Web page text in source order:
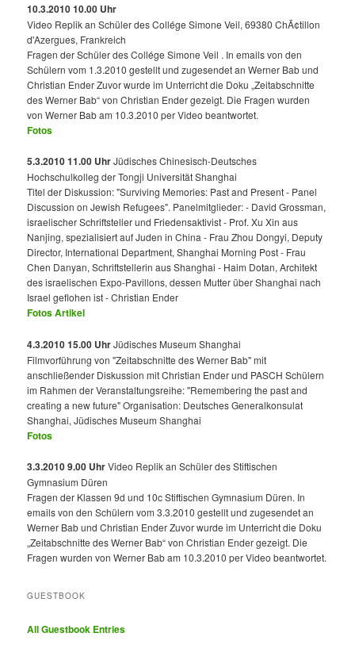
10.3.2010 10.00 Uhr
Video Replik an Schüler des Collége Simone Veil, 69380 ChÃ¢tillon
d'Azergues, Frankreich
Fragen der Schüler des Collége Simone Veil . In emails von den
Schülern vom 1.3.2010 gestellt und zugesendet an Werner Bab und
Christian Ender Zuvor wurde im Unterricht die Doku „Zeitabschnitte
des Werner Bab“ von Christian Ender gezeigt. Die Fragen wurden
von Werner Bab am 10.3.2010 per Video beantwortet.
Fotos
5.3.2010 11.00 UhrJüdisches Chinesisch-Deutsches
Hochschulkolleg der Tongji Universität Shanghai
Titel der Diskussion: "Surviving Memories: Past and Present - Panel
Discussion on Jewish Refugees". Panelmitglieder: - David Grossman,
israelischer Schriftsteller und Friedensaktivist - Prof. Xu Xin aus
Nanjing, spezialisiert auf Juden in China - Frau Zhou Dongyi, Deputy
Director, International Department, Shanghai Morning Post - Frau
Chen Danyan, Schriftstellerin aus Shanghai - Haim Dotan, Architekt
des israelischen Expo-Pavillons, dessen Mutter über Shanghai nach
Israel geflohen ist - Christian Ender
FotosArtikel
4.3.2010 15.00 UhrJüdisches Museum Shanghai
Filmvorführung von "Zeitabschnitte des Werner Bab" mit
anschließender Diskussion mit Christian Ender und PASCH Schülern
im Rahmen der Veranstaltungsreihe: "Remembering the past and
creating a new future" Organisation: Deutsches Generalkonsulat
Shanghai, Jüdisches Museum Shanghai
Fotos
3.3.2010 9.00 UhrVideo Replik an Schüler des Stiftischen
Gymnasium Düren
Fragen der Klassen 9d und 10c Stiftischen Gymnasium Düren. In
emails von den Schülern vom 3.3.2010 gestellt und zugesendet an
Werner Bab und Christian Ender Zuvor wurde im Unterricht die Doku
„Zeitabschnitte des Werner Bab“ von Christian Ender gezeigt. Die
Fragen wurden von Werner Bab am 10.3.2010 per Video beantwortet.
GUESTBOOK
All Guestbook Entries